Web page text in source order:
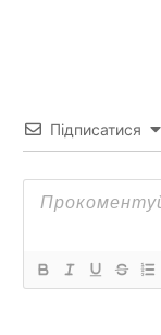
Підписатися